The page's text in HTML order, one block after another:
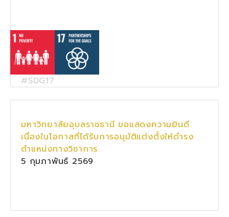
#SDG17
มหาวิทยาลัยอุบลราชธานี ขอแสดงความยินดี
เนื่องในโอกาสที่ได้รับการอนุมัติแต่งตั้งให้ดำรง
ตำแหน่งทางวิชาการ
5 กุมภาพันธ์ 2569